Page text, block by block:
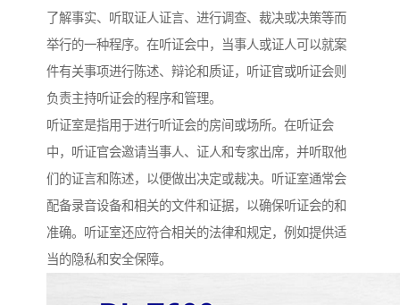
了解事实、听取证人证言、进行调查、裁决或决策等而
举行的一种程序。在听证会中，当事人或证人可以就案
件有关事项进行陈述、辩论和质证，听证官或听证会则
负责主持听证会的程序和管理。
听证室是指用于进行听证会的房间或场所。在听证会
中，听证官会邀请当事人、证人和专家出席，并听取他
们的证言和陈述，以便做出决定或裁决。听证室通常会
配备录音设备和相关的文件和证据，以确保听证会的和
准确。听证室还应符合相关的法律和规定，例如提供适
当的隐私和安全保障。